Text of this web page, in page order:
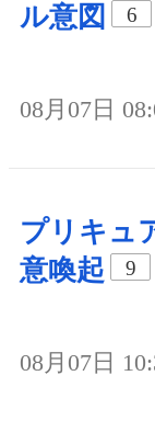
ル意図
6
08月07日
プリキュ
意喚起
9
08月07日